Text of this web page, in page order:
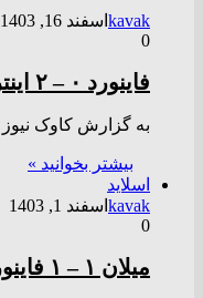
kavak اسفند 16, 1403
0
فاینورد ۰ – ۲ اینتر/ نراتزوری انتقام میلان را گرفت + فیلم
به گزارش کاوک نیوز ۲۳:۴۶ – ۱۵ اسفند ۱۴۰۳ باشگاه خبرنگاران جوان – در ادامه دور رفت مرحله یک هشتم…
بیشتر بخوانید »
اسلاید
kavak اسفند 1, 1403
0
میلان ۱ – ۱ فاینورد/ اخراج کاپیتان، روسونری را از لیگ قهرمانان خارج کرد+ فیلم